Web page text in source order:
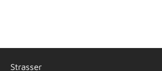
Strasser